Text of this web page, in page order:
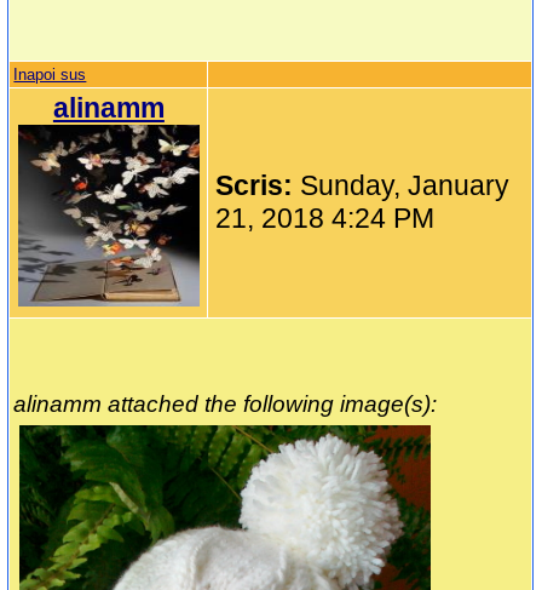
Inapoi sus
alinamm
Scris: Sunday, January
21, 2018 4:24 PM
alinamm attached the following image(s):